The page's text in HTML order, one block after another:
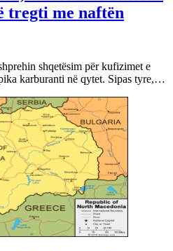
tregti me naftën
shqetësim për kufizimet e
karburanti në qytet. Sipas tyre,…